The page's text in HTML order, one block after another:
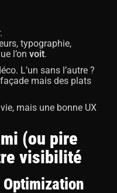
typographie,
l’on voit.
L’un sans l’autre ?
mais des plats
mais une bonne UX
(ou pire
visibilité
Optimization